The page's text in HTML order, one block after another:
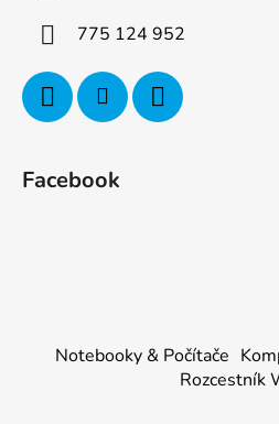
775 124 952
Facebook
Notebooky & Počítače
Rozcestník